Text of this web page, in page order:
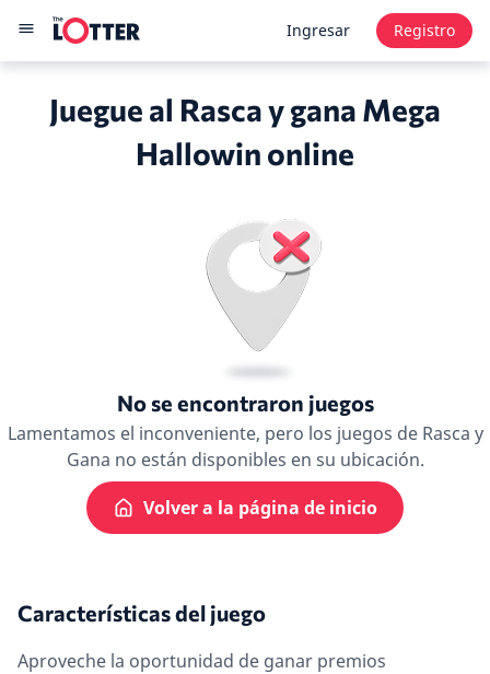
Ingresar Registro
Juegue al Rasca y gana Mega
Hallowin online
No se encontraron juegos
Lamentamos el inconveniente, pero los juegos de Rasca y
Gana no están disponibles en su ubicación.
Volver a la página de inicio
Características del juego
Aproveche la oportunidad de ganar premios